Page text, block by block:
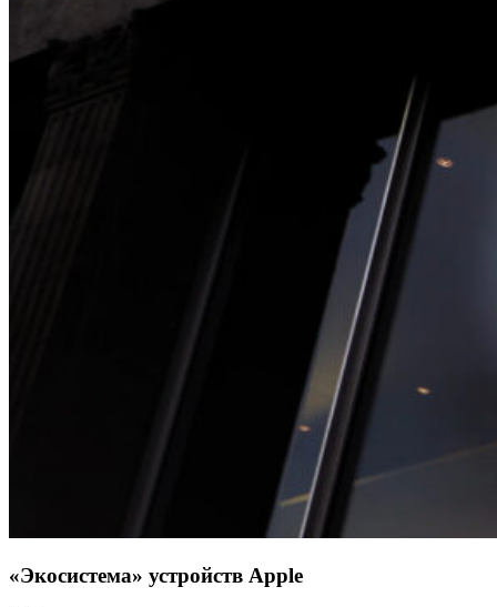
«Экосистема» устройств Apple